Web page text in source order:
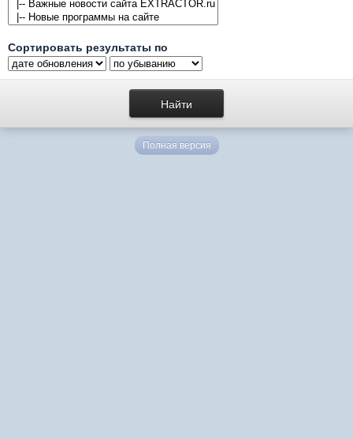
Сортировать результаты по
Полная версия